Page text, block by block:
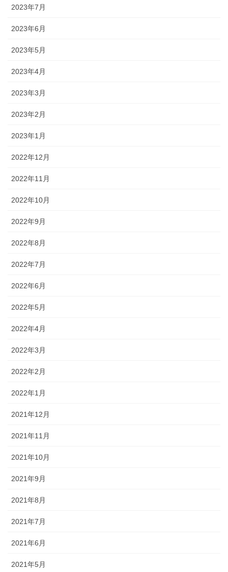
2023年7月
2023年6月
2023年5月
2023年4月
2023年3月
2023年2月
2023年1月
2022年12月
2022年11月
2022年10月
2022年9月
2022年8月
2022年7月
2022年6月
2022年5月
2022年4月
2022年3月
2022年2月
2022年1月
2021年12月
2021年11月
2021年10月
2021年9月
2021年8月
2021年7月
2021年6月
2021年5月